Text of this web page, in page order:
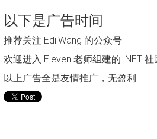
以下是广告时间
推荐关注 Edi.Wang 的公众号
欢迎进入 Eleven 老师组建的 .NET 社
以上广告全是友情推广，无盈利